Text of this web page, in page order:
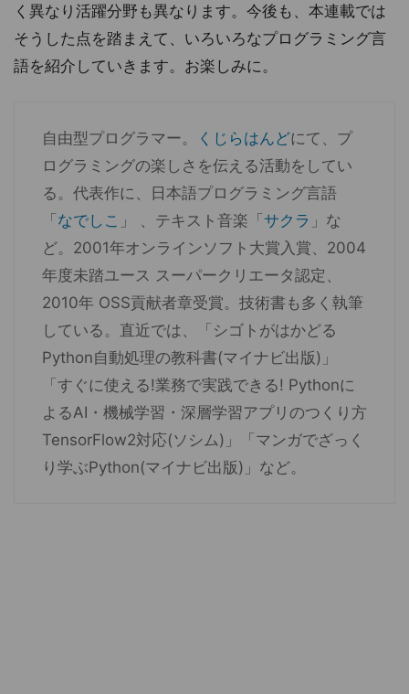
く異なり活躍分野も異なります。今後も、本連載では
そうした点を踏まえて、いろいろなプログラミング言
語を紹介していきます。お楽しみに。
自由型プログラマー。 くじらはんどにて、プ
ログラミングの楽しさを伝える活動をしてい
る。代表作に、日本語プログラミング言語
「なでしこ 」 、テキスト音楽「サクラ 」な
ど。2001年オンラインソフト大賞入賞、2004
年度未踏ユース スーパークリエータ認定、
2010年 OSS貢献者章受賞。技術書も多く執筆
している。直近では、「シゴトがはかどる
Python自動処理の教科書(マイナビ出版)」
「すぐに使える!業務で実践できる! Pythonに
よるAI・機械学習・深層学習アプリのつくり方
TensorFlow2対応(ソシム)」「マンガでざっく
り学ぶPython(マイナビ出版)」など。